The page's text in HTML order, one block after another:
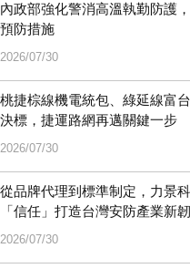
內政部強化警消高溫執勤防護
預防措施
2026/07/30
桃捷棕線機電統包、綠延線富
決標，捷運路網再邁關鍵一步
2026/07/30
從品牌代理到標準制定，力景
「信任」打造台灣安防產業新
2026/07/30